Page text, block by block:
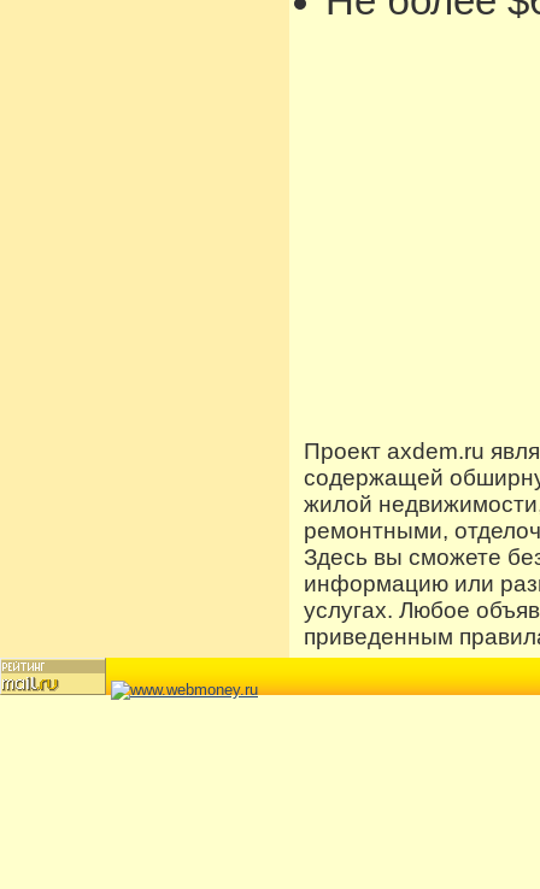
Проект axdem.ru
содержащей
жилой
ремонтными,
Здесь вы сможете
информацию или
услугах. Любое
приведенным